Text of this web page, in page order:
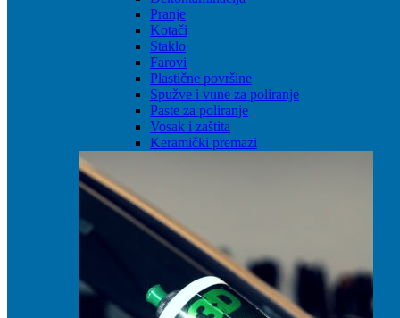
Pranje
Kotači
Staklo
Farovi
Plastične površine
Spužve i vune za poliranje
Paste za poliranje
Vosak i zaštita
Keramički premazi